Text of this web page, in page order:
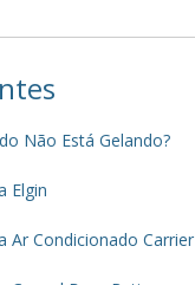
Não Está Gelando?
Elgin
Ar Condicionado Carrier